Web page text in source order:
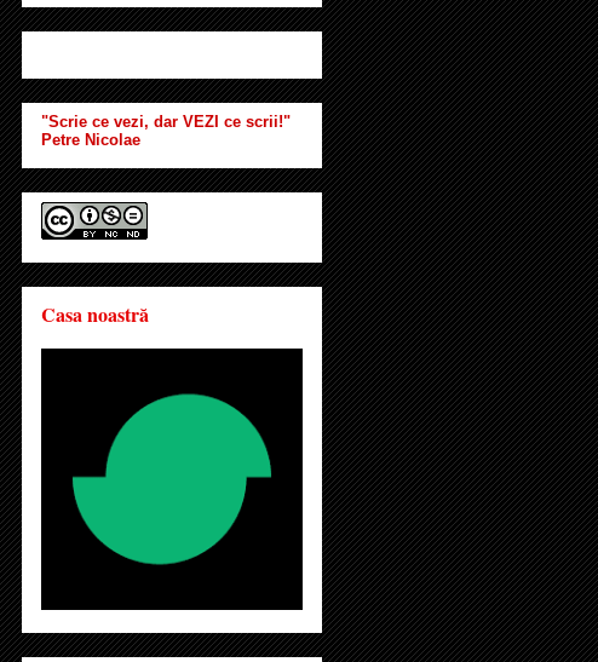
"Scrie ce vezi, dar VEZI ce scrii!"
Petre Nicolae
Casa noastră